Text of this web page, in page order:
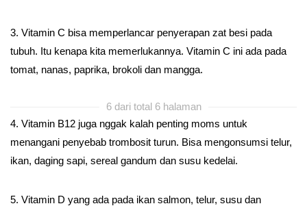
3. Vitamin C bisa memperlancar penyerapan zat besi pada
tubuh. Itu kenapa kita memerlukannya. Vitamin C ini ada pada
tomat, nanas, paprika, brokoli dan mangga.
6 dari total 6 halaman
4. Vitamin B12 juga nggak kalah penting moms untuk
menangani penyebab trombosit turun. Bisa mengonsumsi telur,
ikan, daging sapi, sereal gandum dan susu kedelai.
5. Vitamin D yang ada pada ikan salmon, telur, susu dan